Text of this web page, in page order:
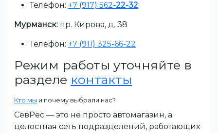
Телефон: +7 (917) 562-22-32
Мурманск: пр. Кирова, д. 38
Телефон: +7 (911) 325-66-22
Режим работы уточняйте в
разделе контакты
Кто мы и почему выбрали нас?
СевРес — это не просто автомагазин, а
целостная сеть подразделений, работающих